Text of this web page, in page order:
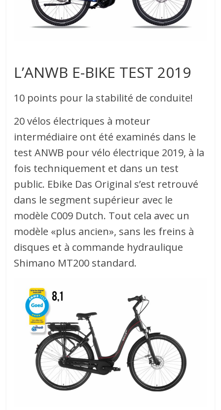
L’ANWB E-BIKE TEST 2019
10 points pour la stabilité de conduite!
20 vélos électriques à moteur
intermédiaire ont été examinés dans le
test ANWB pour vélo électrique 2019, à la
fois techniquement et dans un test
public. Ebike Das Original s’est retrouvé
dans le segment supérieur avec le
modèle C009 Dutch. Tout cela avec un
modèle «plus ancien», sans les freins à
disques et à commande hydraulique
Shimano MT200 standard.